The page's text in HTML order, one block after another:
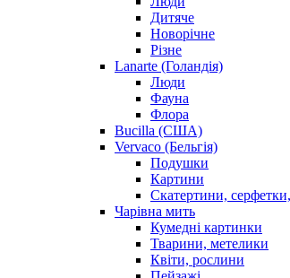
Дитяче
Новорічне
Різне
Lanarte (Голандія)
Люди
Фауна
Флора
Bucilla (США)
Vervaco (Бельгія)
Подушки
Картини
Скатертини,
Чарiвна мить
Кумедні картинки
Тварини, метелики
Квіти, рослини